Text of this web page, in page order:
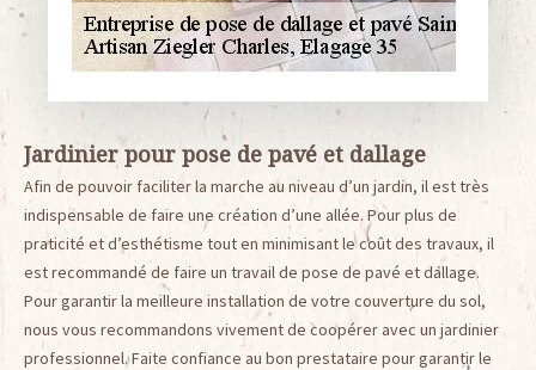
Jardinier pour pose de pavé et dallage
Afin de pouvoir faciliter la marche au niveau d’un jardin, il est très
indispensable de faire une création d’une allée. Pour plus de
praticité et d’esthétisme tout en minimisant le coût des travaux, il
est recommandé de faire un travail de pose de pavé et dallage.
Pour garantir la meilleure installation de votre couverture du sol,
nous vous recommandons vivement de coopérer avec un jardinier
professionnel. Faite confiance au bon prestataire pour garantir le